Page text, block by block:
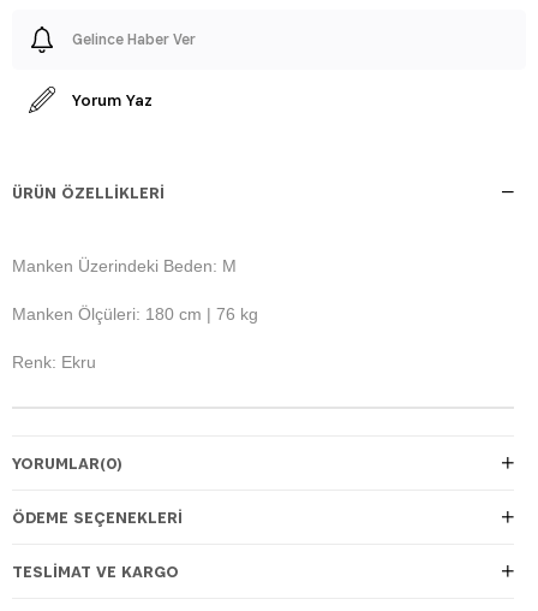
Gelince Haber Ver
Yorum Yaz
ÜRÜN ÖZELLIKLERI
Manken Üzerindeki Beden: M
Manken Ölçüleri: 180 cm | 76 kg
Renk: Ekru
YORUMLAR(0)
ÖDEME SEÇENEKLERI
TESLIMAT VE KARGO